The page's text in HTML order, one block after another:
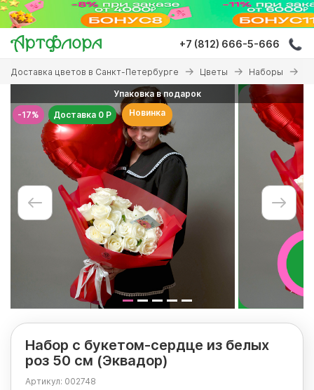
Перейти
основному
содержанию
+7 (812) 666-5-666
Вы
здесь
Доставка цветов в Санкт-Петербурге Цветы Наборы
-17%
Упаковка в подарок
Доставка 0 Р
Новинка
Набор с букетом-сердце из белых
роз 50 см (Эквадор)
Артикул: 002748